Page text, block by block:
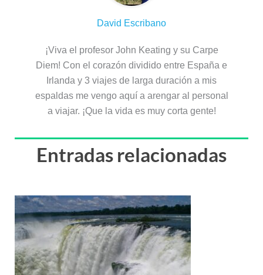
David Escribano
¡Viva el profesor John Keating y su Carpe
Diem! Con el corazón dividido entre España e
Irlanda y 3 viajes de larga duración a mis
espaldas me vengo aquí a arengar al personal
a viajar. ¡Que la vida es muy corta gente!
Entradas relacionadas